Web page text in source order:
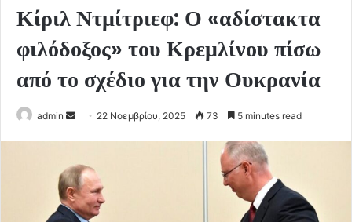
Κίριλ Ντμίτριεφ: Ο «αδίστακτα
φιλόδοξος» του Κρεμλίνου πίσω
από το σχέδιο για την Ουκρανία
admin
Send 22 Νοεμβρίου, 2025 73 5 minutes read